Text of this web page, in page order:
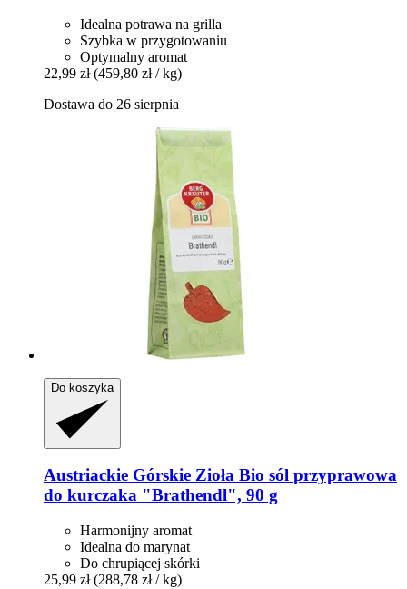
Idealna potrawa na grilla
Szybka w przygotowaniu
Optymalny aromat
22,99 zł (459,80 zł / kg)
Dostawa do 26 sierpnia
Do koszyka
Austriackie Górskie Zioła Bio sól przyprawowa
do kurczaka "Brathendl", 90 g
Harmonijny aromat
Idealna do marynat
Do chrupiącej skórki
25,99 zł (288,78 zł / kg)